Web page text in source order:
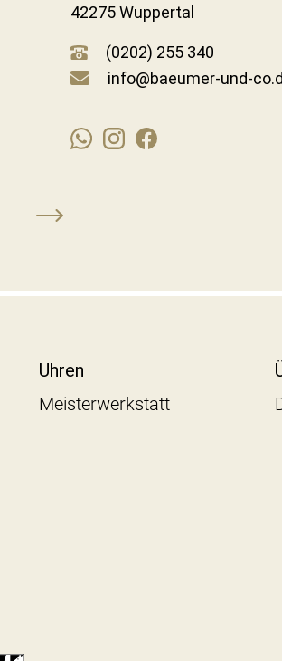
42275 Wuppertal
(0202) 255 340
info@baeumer-und-
Uhren
Meisterwerkstatt